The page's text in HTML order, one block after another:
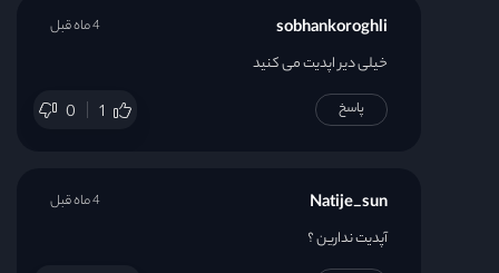
sobhankoroghli
خیلی دیر اپدیت می کنید
0 1
4 ماه قبل
پاسخ
Natije_sun
آپدیت ندارین ؟
4 ماه قبل